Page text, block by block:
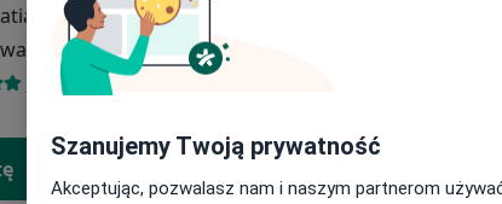
więcej
1 adres
136 opinii
Szanujemy Twoją prywatność
Akceptując, pozwalasz nam i naszym partnerom